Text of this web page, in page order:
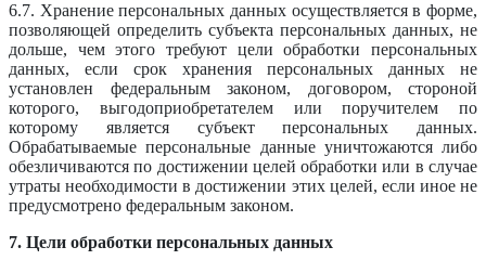
6.7. Хранение персональных данных осуществляется в форме,
позволяющей определить субъекта персональных данных, не
дольше, чем этого требуют цели обработки персональных
данных, если срок хранения персональных данных не
установлен федеральным законом, договором, стороной
которого, выгодоприобретателем или поручителем по
которому является субъект персональных данных.
Обрабатываемые персональные данные уничтожаются либо
обезличиваются по достижении целей обработки или в случае
утраты необходимости в достижении этих целей, если иное не
предусмотрено федеральным законом.
7. Цели обработки персональных данных